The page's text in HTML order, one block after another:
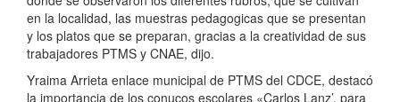
en la localidad, las muestras pedagogicas que se presentan
y los platos que se preparan, gracias a la creatividad de sus
trabajadores PTMS y CNAE, dijo.
Yraima Arrieta enlace municipal de PTMS del CDCE, destacó
la importancia de los conucos escolares «Carlos Lanz’, para